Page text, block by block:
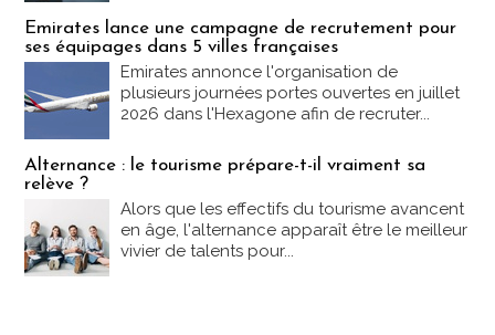
Emirates lance une campagne de recrutement pour
ses équipages dans 5 villes françaises
Emirates annonce l'organisation de
plusieurs journées portes ouvertes en juillet
2026 dans l'Hexagone afin de recruter...
Alternance : le tourisme prépare-t-il vraiment sa
relève ?
Alors que les effectifs du tourisme avancent
en âge, l'alternance apparaît être le meilleur
vivier de talents pour...